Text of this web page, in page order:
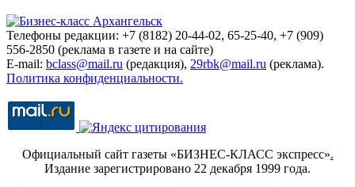
Телефоны редакции: +7 (8182) 20-44-02, 65-25-40, +7 (909)
556-2850 (реклама в газете и на сайте)
E-mail: bclass@mail.ru (редакция), 29rbk@mail.ru (реклама).
Политика конфиденциальности.
Официальный сайт газеты «БИЗНЕС-КЛАСС экспресс».
Издание зарегистрировано 22 декабря 1999 года.